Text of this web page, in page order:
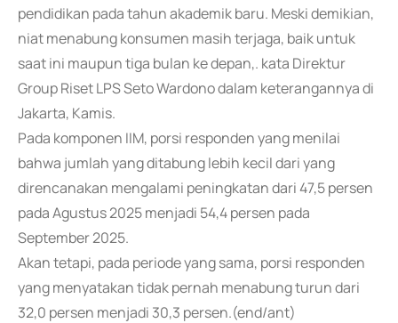
pendidikan pada tahun akademik baru. Meski demikian,
niat menabung konsumen masih terjaga, baik untuk
saat ini maupun tiga bulan ke depan,. kata Direktur
Group Riset LPS Seto Wardono dalam keterangannya di
Jakarta, Kamis.
Pada komponen IIM, porsi responden yang menilai
bahwa jumlah yang ditabung lebih kecil dari yang
direncanakan mengalami peningkatan dari 47,5 persen
pada Agustus 2025 menjadi 54,4 persen pada
September 2025.
Akan tetapi, pada periode yang sama, porsi responden
yang menyatakan tidak pernah menabung turun dari
32,0 persen menjadi 30,3 persen.(end/ant)